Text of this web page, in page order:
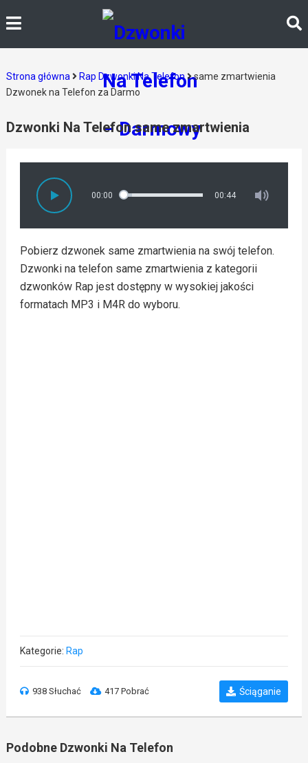
Strona główna Rap Dzwonki Na Telefon
same zmartwienia
Dzwonek na Telefon za Darmo
Dzwonki Na Telefon same zmartwienia
00:00 00:44
Pobierz dzwonek same zmartwienia na swój telefon.
Dzwonki na telefon same zmartwienia z kategorii
dzwonków Rap jest dostępny w wysokiej jakości
formatach MP3 i M4R do wyboru.
Kategorie: Rap
938 Słuchać 417 Pobrać Ściąganie
Podobne Dzwonki Na Telefon